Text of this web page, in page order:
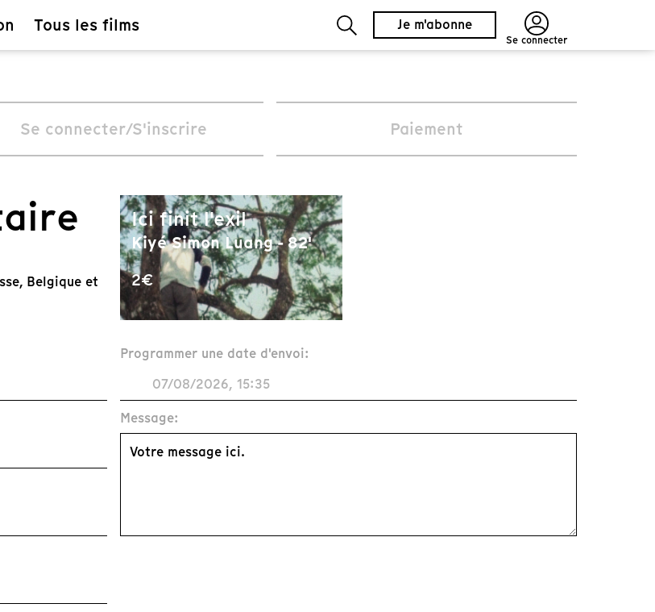
Tous les films Je m'abonne
Se connecter
Se connecter/S'inscrire Paiement
Belgique et
Ici finit l'exil
Kiyé Simon Luang - 82'
2€
Programmer une date d'envoi:
Message: